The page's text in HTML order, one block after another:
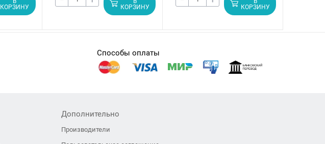
КОРЗИНУ
КОРЗИНУ
КОРЗИНУ
Способы оплаты
Дополнительно
Производители